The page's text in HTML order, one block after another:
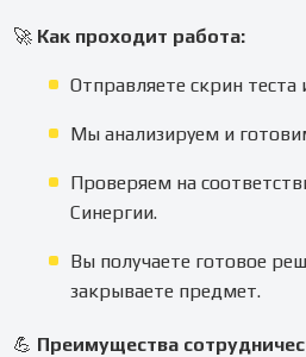
🚀 Как проходит работа:
Отправляете скрин теста
Мы анализируем и
Проверяем на
Синергии.
Вы получаете готовое
закрываете предмет.
💪 Преимущества